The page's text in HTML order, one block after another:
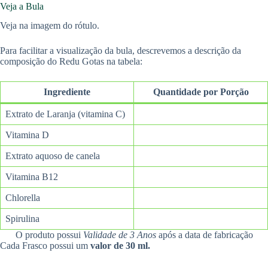
Veja a Bula
Veja na imagem do rótulo.
Para facilitar a visualização da bula, descrevemos a descrição da
composição do Redu Gotas na tabela:
Ingrediente Quantidade por Porção
Extrato de Laranja (vitamina C)
Vitamina D
Extrato aquoso de canela
Vitamina B12
Chlorella
Spirulina
O produto possui Validade de 3 Anosapós a data de fabricação
Cada Frasco possui um valor de 30 ml.